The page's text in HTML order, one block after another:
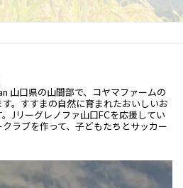
山口県の山間部で、コヤマファームの
。すすまの自然に育まれたおいしいお
Jリーグレノファ山口FCを応援してい
ラブを作って、子どもたちとサッカー